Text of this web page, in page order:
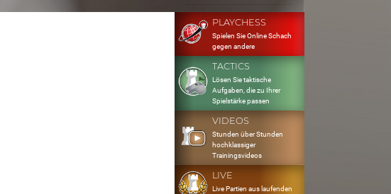
PLAYCHESS
Spielen Sie Online Schach
gegen andere
TACTICS
Lösen Sie taktische
Aufgaben, die zu Ihrer
Spielstärke passen
VIDEOS
Stunden über Stunden
hochklassiger
Trainingsvideos
LIVE
Live Partien aus laufenden